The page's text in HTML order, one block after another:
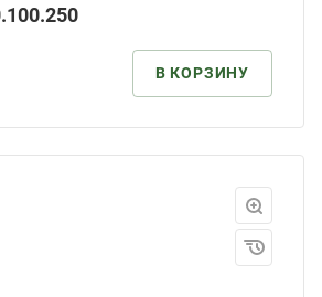
В КОРЗИНУ